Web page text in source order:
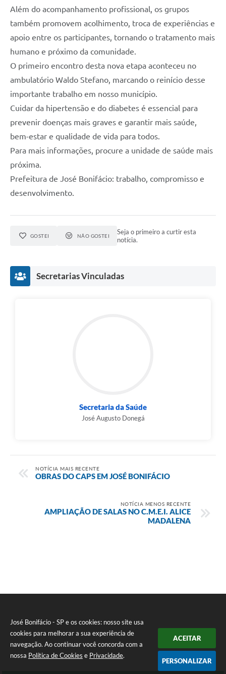
José Bonifácio - SP e os cookies: nosso site usa
cookies para melhorar a sua experiência de
navegação. Ao continuar você concorda com a
nossa Política de Cookies e Privacidade.
ACEITAR
PERSONALIZAR
Além do acompanhamento profissional, os grupos
também promovem acolhimento, troca de experiências e
apoio entre os participantes, tornando o tratamento mais
humano e próximo da comunidade.
O primeiro encontro desta nova etapa aconteceu no
ambulatório Waldo Stefano, marcando o reinício desse
importante trabalho em nosso município.
Cuidar da hipertensão e do diabetes é essencial para
prevenir doenças mais graves e garantir mais saúde,
bem-estar e qualidade de vida para todos.
Para mais informações, procure a unidade de saúde mais
próxima.
Prefeitura de José Bonifácio: trabalho, compromisso e
desenvolvimento.
GOSTEI NÃO GOSTEI
Seja o primeiro a curtir esta
notícia.
Secretarias Vinculadas
Secretaria da Saúde
José Augusto Donegá
NOTÍCIA MAIS RECENTE
OBRAS DO CAPS EM JOSÉ BONIFÁCIO
NOTÍCIA MENOS RECENTE
AMPLIAÇÃO DE SALAS NO C.M.E.I. ALICE
MADALENA